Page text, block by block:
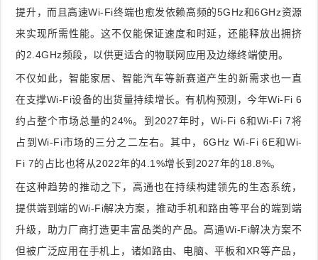
提升，而且高速Wi-Fi终端也愈发依赖高频的5GHz和6GHz资源
来实现所需性能。这不仅能保证速度和时延，还能释放出拥挤
的2.4GHz频段，以供更适合的物联网应用及边缘终端使用。
不仅如此，智能家居、智能汽车等新赛道产生的新需求也一直
在支撑Wi-Fi设备的出货量持续增长。有机构预测，今年Wi-Fi 6
约占整个市场总量的24%。到2027年时，Wi-Fi 6和Wi-Fi 7将
占到Wi-Fi市场的三分之二左右。其中，6GHz Wi-Fi 6E和Wi-
Fi 7的占比也将从2022年的4.1%增长到2027年的18.8%。
在这种趋势的推动之下，高通也在持续构建领先的生态系统，
提供端到端的Wi-Fi解决方案，推动手机和路由等平台的端到端
升级，助力厂商打造更丰富品类的产品。高通Wi-Fi解决方案不
但被广泛应用在手机上，诸如路由、电脑、平板和XR等产品，